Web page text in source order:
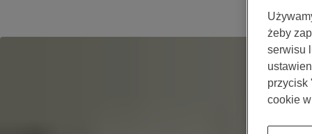
żeby
serwisu
przycisk
cookie